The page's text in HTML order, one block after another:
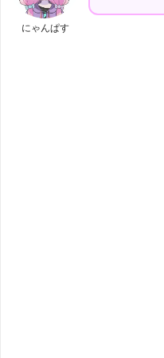
にゃんぱす